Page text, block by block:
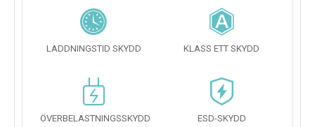
LADDNINGSTID SKYDD KLASS ETT SKYDD
ÖVERBELASTNINGSSKYDD ESD-SKYDD